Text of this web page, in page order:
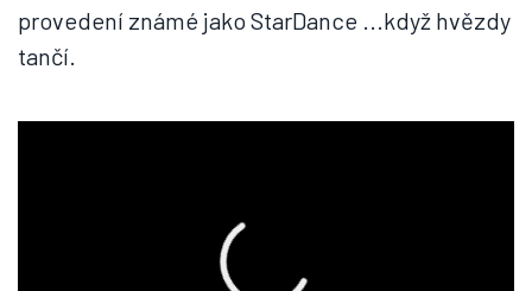
provedení známé jako StarDance ...když hvězdy
tančí.